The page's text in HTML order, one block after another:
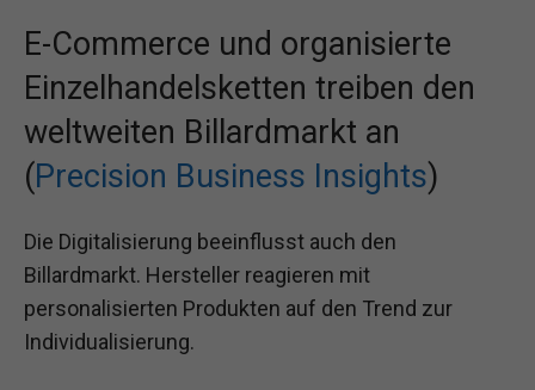
E-Commerce und organisierte
Einzelhandelsketten treiben den
weltweiten Billardmarkt an
(Precision Business Insights)
Die Digitalisierung beeinflusst auch den
Billardmarkt. Hersteller reagieren mit
personalisierten Produkten auf den Trend zur
Individualisierung.